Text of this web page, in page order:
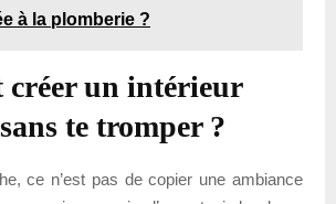
à la plomberie ?
créer un intérieur
te tromper ?
ce n’est pas de copier une ambiance